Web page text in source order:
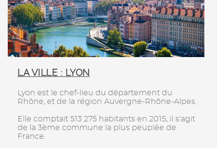
LA VILLE : LYON
Lyon est le chef-lieu du département du
Rhône, et de la région Auvergne-Rhône-Alpes.
Elle comptait 513 275 habitants en 2015, il s'agit
de la 3ème commune la plus peuplée de
France.